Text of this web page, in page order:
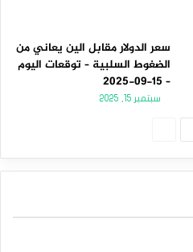
سعر الدولار مقابل الين يعاني من
الضغوط السلبية – توقعات اليوم
– 15-09-2025
سبتمبر 15, 2025